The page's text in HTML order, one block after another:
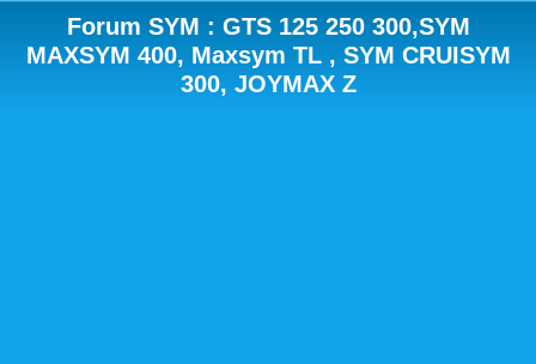
Forum SYM : GTS 125 250 300,SYM
MAXSYM 400, Maxsym TL , SYM CRUISYM
300, JOYMAX Z